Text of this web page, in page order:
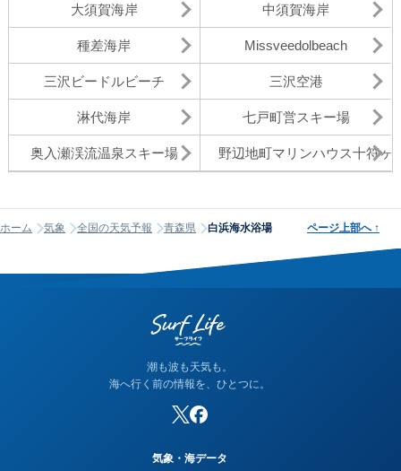
大須賀海岸 中須賀海岸
種差海岸 Missveedolbeach
三沢ビードルビーチ 三沢空港
淋代海岸 七戸町営スキー場
奥入瀬渓流温泉スキー場 野辺地町マリンハウス十符ヶ
ホーム 気象 全国の天気予報 青森県 白浜海水浴場 ページ上部へ ↑
潮も波も天気も。
海へ行く前の情報を、ひとつに。
気象・海データ